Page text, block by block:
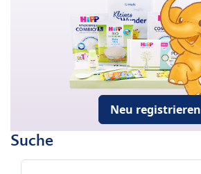
Neu registrieren
Suche